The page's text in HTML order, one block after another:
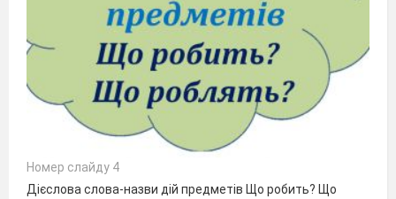
Номер слайду 4
Дієслова слова-назви дій предметів Що робить? Що